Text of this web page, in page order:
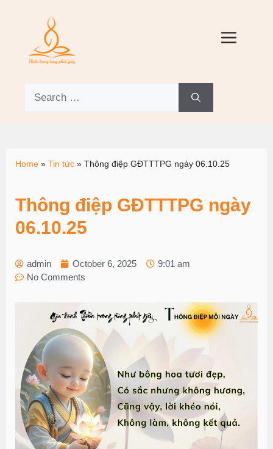
Home » Tin tức » Thông điệp GĐTTTPG ngày 06.10.25
Thông điệp GĐTTTPG ngày
06.10.25
admin October 6, 2025
9:01 am
No Comments